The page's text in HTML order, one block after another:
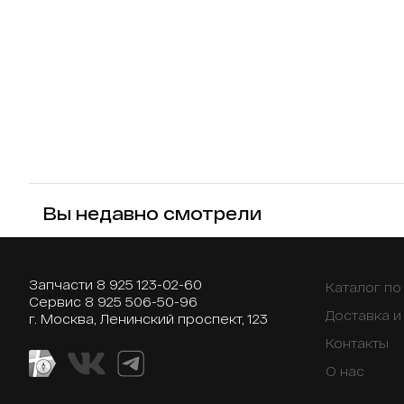
Вы недавно смотрели
Запчасти 8 925 123-02-60
Сервис 8 925 506-50-96
г. Москва, Ленинский проспект, 123
Каталог
Доставка
Контакты
О нас